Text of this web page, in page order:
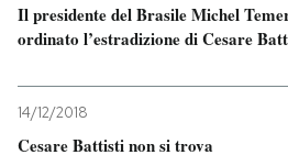
Il presidente del Brasile Michel
ordinato l’estradizione di Cesare
14/12/2018
Cesare Battisti non si trova